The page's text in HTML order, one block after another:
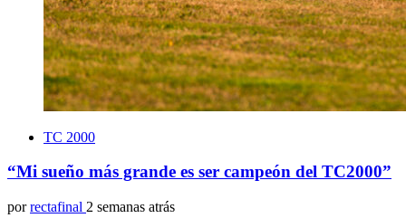
TC 2000
“Mi sueño más grande es ser campeón del TC2000”
por rectafinal 2 semanas atrás